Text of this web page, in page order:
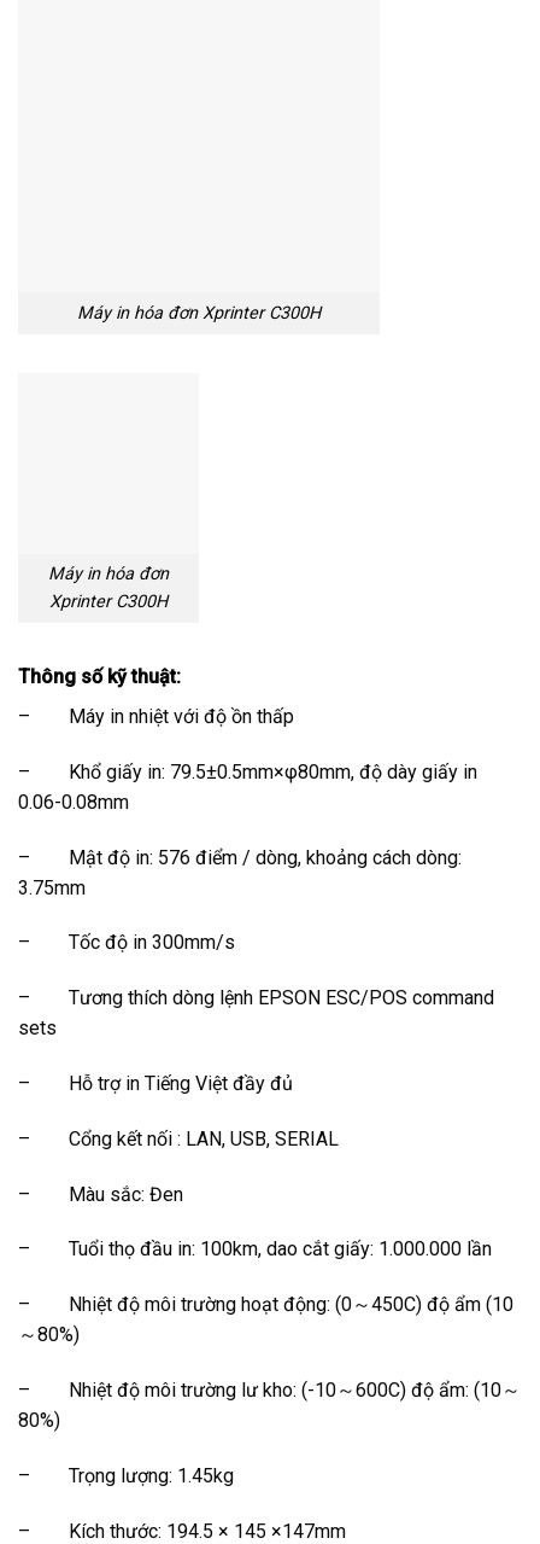
Máy in hóa đơn Xprinter C300H
Máy in hóa đơn
Xprinter C300H
Thông số kỹ thuật:
– Máy in nhiệt với độ ồn thấp
– Khổ giấy in: 79.5±0.5mm×φ80mm, độ dày giấy in
0.06-0.08mm
– Mật độ in: 576 điểm / dòng, khoảng cách dòng:
3.75mm
– Tốc độ in 300mm/s
– Tương thích dòng lệnh EPSON ESC/POS command
sets
– Hỗ trợ in Tiếng Việt đầy đủ
– Cổng kết nối : LAN, USB, SERIAL
– Màu sắc: Đen
– Tuổi thọ đầu in: 100km, dao cắt giấy: 1.000.000 lần
– Nhiệt độ môi trường hoạt động: (0～450C) độ ẩm (10
～80%)
– Nhiệt độ môi trường lư kho: (-10～600C) độ ẩm: (10～
80%)
– Trọng lượng: 1.45kg
– Kích thước: 194.5 × 145 ×147mm